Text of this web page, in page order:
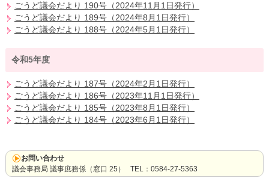
ごうど議会だより 190号（2024年11月1日発行）
ごうど議会だより 189号（2024年8月1日発行）
ごうど議会だより 188号（2024年5月1日発行）
令和5年度
ごうど議会だより 187号（2024年2月1日発行）
ごうど議会だより 186号（2023年11月1日発行）
ごうど議会だより 185号（2023年8月1日発行）
ごうど議会だより 184号（2023年6月1日発行）
お問い合わせ
議会事務局 議事庶務係（窓口 25） TEL：0584-27-5363